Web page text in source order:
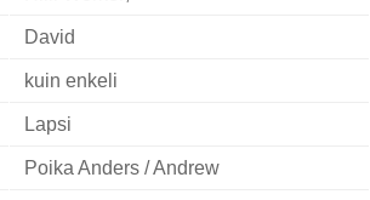
David
kuin enkeli
Lapsi
Poika Anders / Andrew